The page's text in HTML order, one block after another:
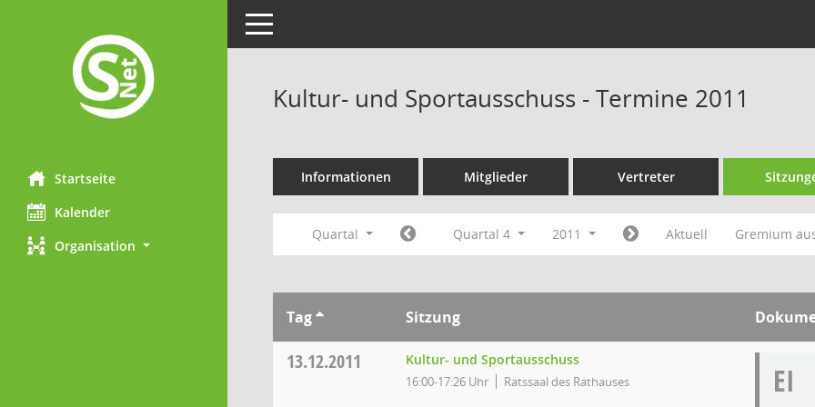
Startseite
Kalender
Organisation
Toggle navigation
Kultur- und Sportausschuss - Termine 2011
Informationen Mitglieder Vertreter
Quartal Quartal 4 2011 Aktuell Gremium
Tag Sitzung
13.12.2011 Kultur- und Sportausschuss
16:00-17:26 Uhr Ratssaal des Rathauses EI